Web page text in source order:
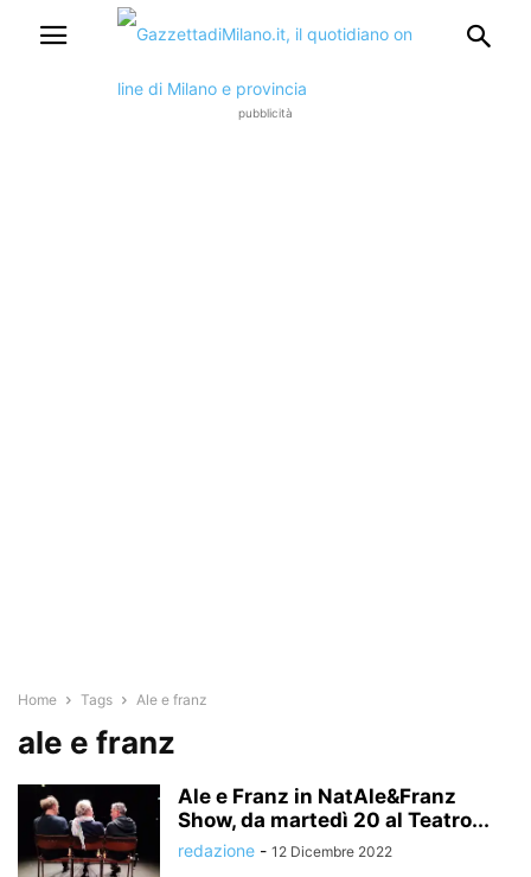
pubblicità
Home Tags Ale e franz
ale e franz
Ale e Franz in NatAle&Franz
Show, da martedì 20 al Teatro...
redazione - 12 Dicembre 2022